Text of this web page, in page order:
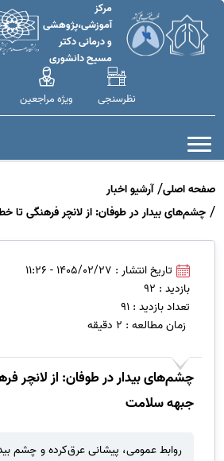
مرکز
آموزشی،پژوهشی
و درمانی دکتر
مسیح دانشوری
نظرسنجی ویژه مراجعین
صفحه اصلی آرشیو اخبار
چشم‌های بیدار در طوفان: از لانچر فرهنگی
تاریخ انتشار : 1405/02/27 - 11:26
بازدید : 92
تعداد بازدید : 91
زمان مطالعه : 2 دقیقه
چشم‌های بیدار در طوفان: از لانچر
جبهه سلامت
روابط عمومی، پیشانی عرق‌کرده و چشم